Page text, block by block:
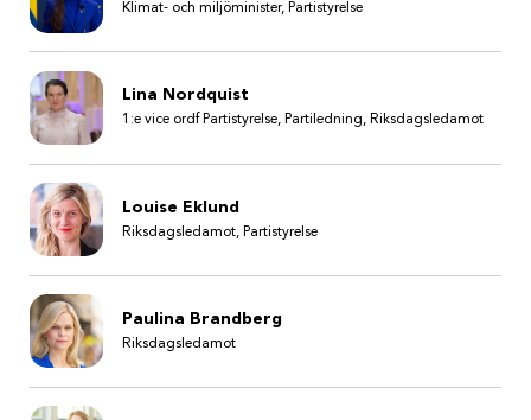
Klimat- och miljöminister, Partistyrelse
Lina Nordquist
1:e vice ordf Partistyrelse, Partiledning, Riksdagsledamot
Louise Eklund
Riksdagsledamot, Partistyrelse
Paulina Brandberg
Riksdagsledamot